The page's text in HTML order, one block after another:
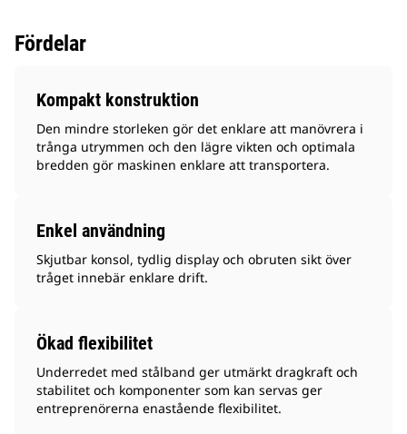
Fördelar
Kompakt konstruktion
Den mindre storleken gör det enklare att manövrera i
trånga utrymmen och den lägre vikten och optimala
bredden gör maskinen enklare att transportera.
Enkel användning
Skjutbar konsol, tydlig display och obruten sikt över
tråget innebär enklare drift.
Ökad flexibilitet
Underredet med stålband ger utmärkt dragkraft och
stabilitet och komponenter som kan servas ger
entreprenörerna enastående flexibilitet.